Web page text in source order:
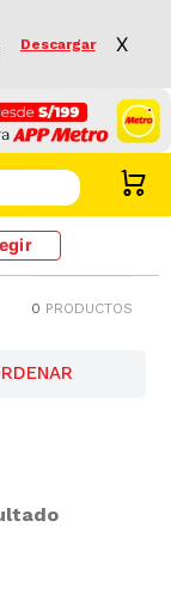
Descargar X
0 PRODUCTOS